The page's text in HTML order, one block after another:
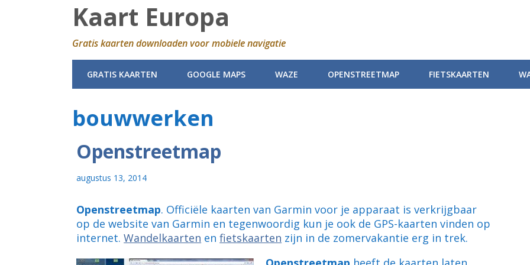
Kaart Europa
Gratis kaarten downloaden voor mobiele navigatie
GRATIS KAARTEN GOOGLE MAPS WAZE OPENSTREETMAP FIETSKAARTEN
bouwwerken
Openstreetmap
augustus 13, 2014
Openstreetmap. Officiële kaarten van Garmin voor je apparaat is verkrijgbaar
op de website van Garmin en tegenwoordig kun je ook de GPS-kaarten vinden op
internet.Wandelkaarten enfietskaarten zijn in de zomervakantie erg in trek.